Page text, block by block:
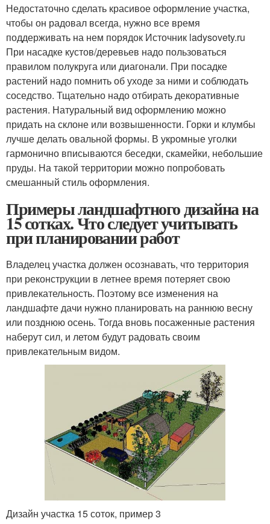
Недостаточно сделать красивое оформление участка,
чтобы он радовал всегда, нужно все время
поддерживать на нем порядок Источник ladysovety.ru
При насадке кустов/деревьев надо пользоваться
правилом полукруга или диагонали. При посадке
растений надо помнить об уходе за ними и соблюдать
соседство. Тщательно надо отбирать декоративные
растения. Натуральный вид оформлению можно
придать на склоне или возвышенности. Горки и клумбы
лучше делать овальной формы. В укромные уголки
гармонично вписываются беседки, скамейки, небольшие
пруды. На такой территории можно попробовать
смешанный стиль оформления.
Примеры ландшафтного дизайна на
15 сотках. Что следует учитывать
при планировании работ
Владелец участка должен осознавать, что территория
при реконструкции в летнее время потеряет свою
привлекательность. Поэтому все изменения на
ландшафте дачи нужно планировать на раннюю весну
или позднюю осень. Тогда вновь посаженные растения
наберут сил, и летом будут радовать своим
привлекательным видом.
Дизайн участка 15 соток, пример 3